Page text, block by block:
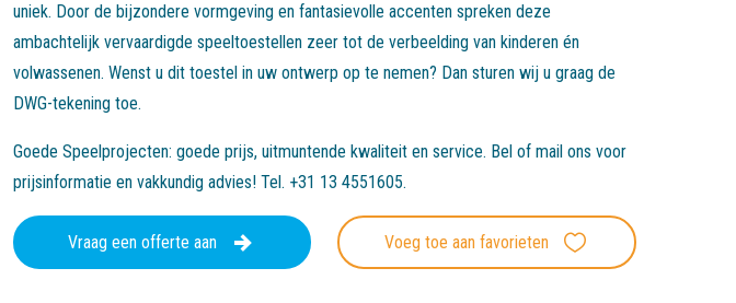
uniek. Door de bijzondere vormgeving en fantasievolle accenten spreken deze
ambachtelijk vervaardigde speeltoestellen zeer tot de verbeelding van kinderen én
volwassenen. Wenst u dit toestel in uw ontwerp op te nemen? Dan sturen wij u graag de
DWG-tekening toe.
Goede Speelprojecten: goede prijs, uitmuntende kwaliteit en service. Bel of mail ons voor
prijsinformatie en vakkundig advies! Tel. +31 13 4551605.
Vraag een offerte aan Voeg toe aan favorieten